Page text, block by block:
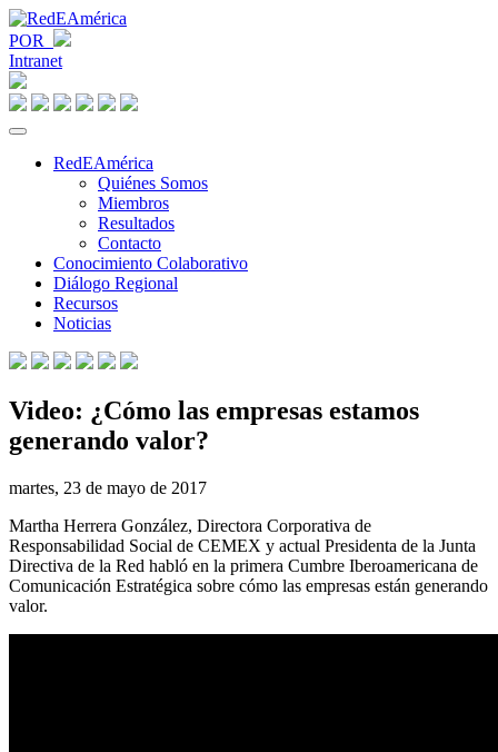
POR
Intranet
RedEAmérica
Quiénes Somos
Miembros
Resultados
Contacto
Conocimiento Colaborativo
Diálogo Regional
Recursos
Noticias
Video: ¿Cómo las empresas estamos
generando valor?
martes, 23 de mayo de 2017
Martha Herrera González, Directora Corporativa de
Responsabilidad Social de CEMEX y actual Presidenta de la Junta
Directiva de la Red habló en la primera Cumbre Iberoamericana de
Comunicación Estratégica sobre cómo las empresas están generando
valor.